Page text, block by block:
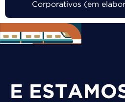
Corporativos (em
E